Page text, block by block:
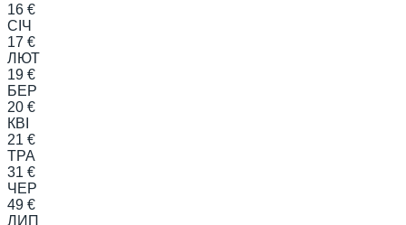
16 €
СІЧ
17 €
ЛЮТ
19 €
БЕР
20 €
КВІ
21 €
ТРА
31 €
ЧЕР
49 €
ЛИП